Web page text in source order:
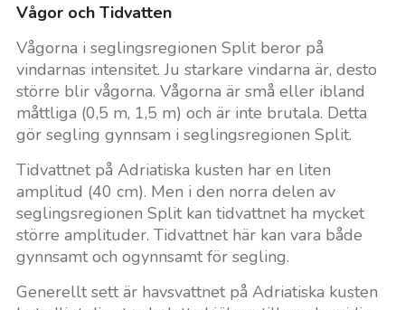
Vågor och Tidvatten
Vågorna i seglingsregionen Split beror på
vindarnas intensitet. Ju starkare vindarna är, desto
större blir vågorna. Vågorna är små eller ibland
måttliga (0,5 m, 1,5 m) och är inte brutala. Detta
gör segling gynnsam i seglingsregionen Split.
Tidvattnet på Adriatiska kusten har en liten
amplitud (40 cm). Men i den norra delen av
seglingsregionen Split kan tidvattnet ha mycket
större amplituder. Tidvattnet här kan vara både
gynnsamt och ogynnsamt för segling.
Generellt sett är havsvattnet på Adriatiska kusten